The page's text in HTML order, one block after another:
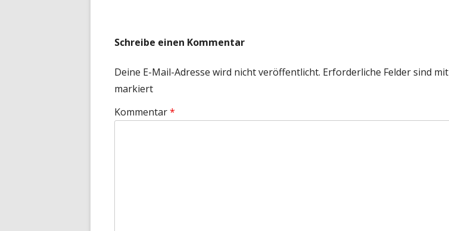
Schreibe einen Kommentar
Deine E-Mail-Adresse wird nicht veröffentlicht. Erforderliche Felder sind mit
markiert
Kommentar*